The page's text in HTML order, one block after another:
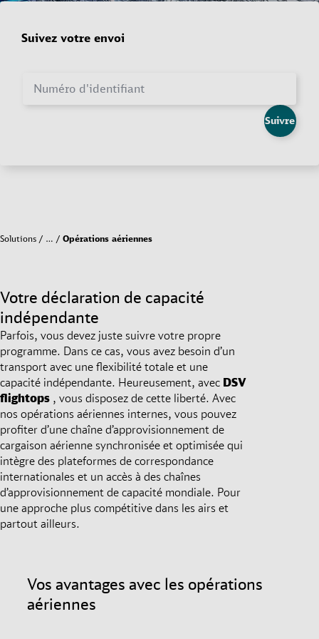
Suivez votre envoi
Numéro d'identifiant
Suivre
Solutions … Opérations aériennes
Votre déclaration de capacité
indépendante
Parfois, vous devez juste suivre votre propre
programme. Dans ce cas, vous avez besoin d’un
transport avec une flexibilité totale et une
capacité indépendante. Heureusement, avec DSV
flightops , vous disposez de cette liberté. Avec
nos opérations aériennes internes, vous pouvez
profiter d’une chaîne d’approvisionnement de
cargaison aérienne synchronisée et optimisée qui
intègre des plateformes de correspondance
internationales et un accès à des chaînes
d’approvisionnement de capacité mondiale. Pour
une approche plus compétitive dans les airs et
partout ailleurs.
Vos avantages avec les opérations
aériennes